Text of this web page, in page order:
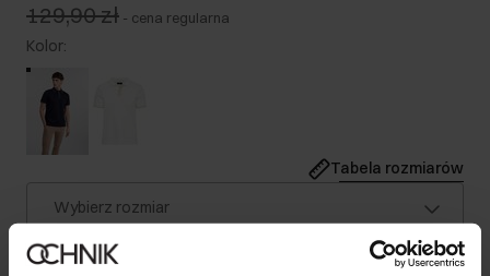
129,90 zł - cena regularna
Kolor:
Tabela rozmiarów
Wybierz rozmiar
Wysyłka w 1 dzień roboczy